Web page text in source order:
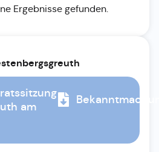
Ergebnisse gefunden.
am